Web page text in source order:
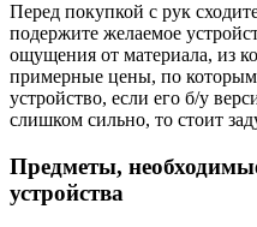
Перед покупкой с рук
подержите желаемое
ощущения от материала, из
примерные цены, по
устройство, если его б/у
слишком сильно, то стоит
Предметы,
устройства